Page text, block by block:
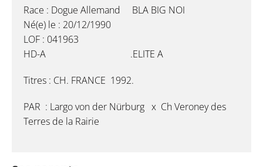
Race : Dogue Allemand BLA BIG NOI
Né(e) le : 20/12/1990
LOF : 041963
HD-A .ELITE A
Titres : CH. FRANCE 1992.
PAR : Largo von der Nürburg x Ch Veroney des
Terres de la Rairie